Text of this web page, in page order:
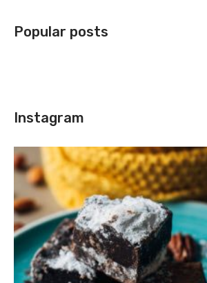
Popular posts
Instagram